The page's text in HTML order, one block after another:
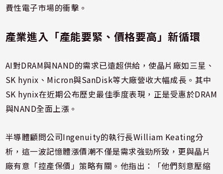
費性電子市場的衝擊。
產業進入「產能要緊、價格要高」新循環
AI對DRAM與NAND的需求已遠超供給，使晶片廠如三星、
SK hynix、Micron與SanDisk等大廠營收大幅成長。其中
SK hynix在近期公布歷史最佳季度表現，正是受惠於DRAM
與NAND全面上漲。
半導體顧問公司Ingenuity的執行長William Keating分
析，這一波記憶體漲價潮不僅是需求強勁所致，更與晶片
廠有意「控產保價」策略有關。他指出：「他們刻意壓縮